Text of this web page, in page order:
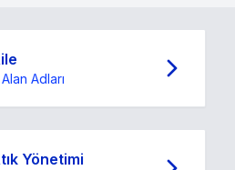
Adları
Yönetimi